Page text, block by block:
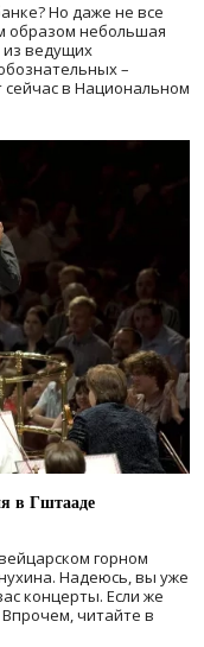
Но даже не все
образом небольшая
из ведущих
–
сейчас в Национальном
в Гштааде
горном
Надеюсь, вы уже
концерты. Если же
читайте в